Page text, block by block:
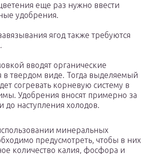
еще раз нужно ввести
удобрения.
ягод также требуются
вводят органические
в твердом виде. Тогда выделяемый
согревать корневую систему в
Удобрения вносят примерно за
до наступления холодов.
минеральных
предусмотреть, чтобы в них
количество калия, фосфора и